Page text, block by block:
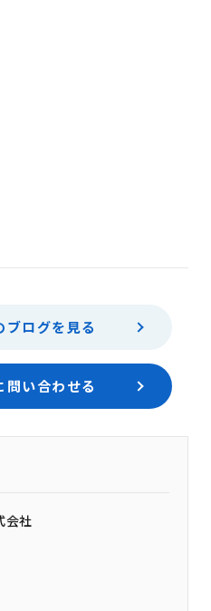
ブログを見る
問い合わせる
会社